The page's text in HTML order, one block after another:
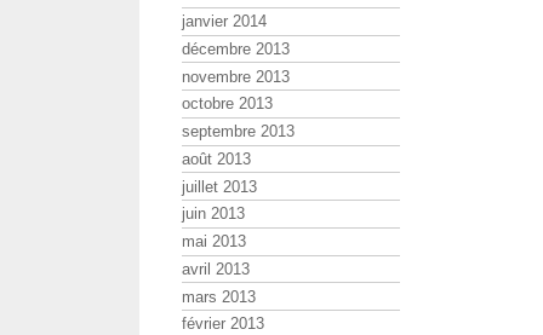
janvier 2014
décembre 2013
novembre 2013
octobre 2013
septembre 2013
août 2013
juillet 2013
juin 2013
mai 2013
avril 2013
mars 2013
février 2013